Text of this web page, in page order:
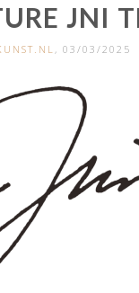
JNI
, 03/03/2025